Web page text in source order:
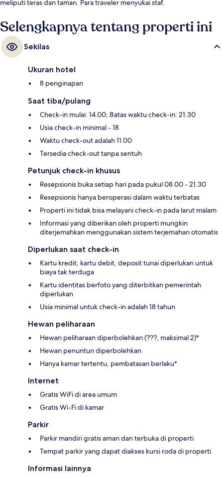
meliputi teras dan taman. Para traveler menyukai staf.
Selengkapnya tentang properti ini
Sekilas
Ukuran hotel
8 penginapan
Saat tiba/pulang
Check-in mulai: 14.00; Batas waktu check-in: 21.30
Usia check-in minimal - 18
Waktu check-out adalah 11.00
Tersedia check-out tanpa sentuh
Petunjuk check-in khusus
Resepsionis buka setiap hari pada pukul 08.00 - 21.30
Resepsionis hanya beroperasi dalam waktu terbatas
Properti ini tidak bisa melayani check-in pada larut malam
Informasi yang diberikan oleh properti mungkin
diterjemahkan menggunakan sistem terjemahan otomatis
Diperlukan saat check-in
Kartu kredit, kartu debit, deposit tunai diperlukan untuk
biaya tak terduga
Kartu identitas berfoto yang diterbitkan pemerintah
diperlukan
Usia minimal untuk check-in adalah 18 tahun
Hewan peliharaan
Hewan peliharaan diperbolehkan (???, maksimal 2)*
Hewan penuntun diperbolehkan
Hanya kamar tertentu, pembatasan berlaku*
Internet
Gratis WiFi di area umum
Gratis Wi-Fi di kamar
Parkir
Parkir mandiri gratis aman dan terbuka di properti
Tempat parkir yang dapat diakses kursi roda di properti
Informasi lainnya